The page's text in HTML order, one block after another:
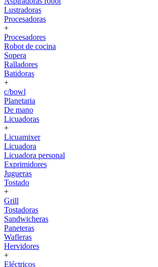
Lustradoras
Procesadoras
+
Procesadores
Robot de cocina
Sopera
Ralladores
Batidoras
+
c/bowl
Planetaria
De mano
Licuadoras
+
Licuamixer
Licuadora
Licuadora personal
Exprimidores
Jugueras
Tostado
+
Grill
Tostadoras
Sandwicheras
Paneteras
Wafleras
Hervidores
+
Eléctricos